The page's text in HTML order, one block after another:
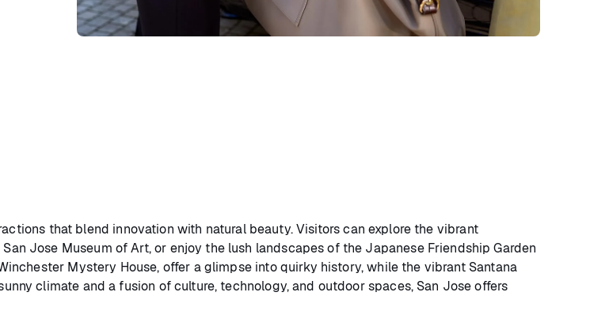
that blend innovation with natural beauty. Visitors can explore the vibrant
Jose Museum of Art, or enjoy the lush landscapes of the Japanese Friendship Garden
Mystery House, offer a glimpse into quirky history, while the vibrant Santana
climate and a fusion of culture, technology, and outdoor spaces, San Jose offers